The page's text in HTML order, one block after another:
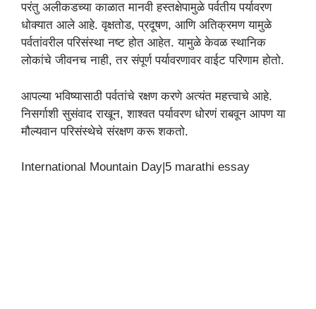
परंतु अलीकडच्या काळात मानवी हस्तक्षेपामुळे पर्वतीय पर्यावरण
धोक्यात आले आहे. वृक्षतोड, प्रदूषण, आणि अतिक्रमण यामुळे
पर्वतांवरील परिसंस्था नष्ट होत आहेत. यामुळे केवळ स्थानिक
लोकांचे जीवनच नाही, तर संपूर्ण पर्यावरणावर वाईट परिणाम होतो.
आपल्या भविष्यासाठी पर्वतांचे रक्षण करणे अत्यंत महत्त्वाचे आहे.
निसर्गाशी सुसंवाद राखून, शाश्वत पर्यावरण धोरणं राबवून आपण या
मौल्यवान परिसंस्थेचे संरक्षण करू शकतो.
International Mountain Day|5 marathi essay